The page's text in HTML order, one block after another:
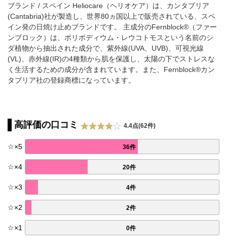
ブランド / スペイン Heliocare（ヘリオケア）は、カンタブリア
(Cantabria)社が製造し、世界80ヵ国以上で販売されている、スペ
イン発の日焼け止めブランドです。 主成分のFernblock®（ファー
ンブロック）は、ポリポディウム・レウコトモスという名前のシ
ダ植物から抽出された成分で、紫外線(UVA、UVB)、可視光線
(VL)、赤外線(IR)の4種類から肌を保護し、太陽の下でストレスな
く生活するための成分が含まれています。また、Fernblock®カン
タブリア社の登録商標になっています。
高評価の口コミ 4.4点(62件)
☆×5 36件
☆×4 20件
☆×3 4件
☆×2 2件
☆×1 0件